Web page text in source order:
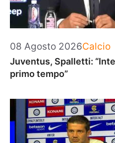
08 Agosto 2026Calcio
Juventus, Spalletti:
primo tempo”